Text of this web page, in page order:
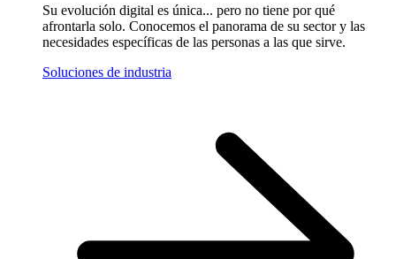
Su evolución digital es única... pero no tiene por qué
afrontarla solo. Conocemos el panorama de su sector y las
necesidades específicas de las personas a las que sirve.
Soluciones de industria